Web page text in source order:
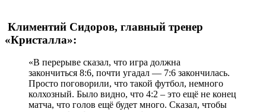
Климентий Сидоров, главный тренер
«Кристалла»:
«В перерыве сказал, что игра должна
закончиться 8:6, почти угадал — 7:6 закончилась.
Просто поговорили, что такой футбол, немного
колхозный. Было видно, что 4:2 – это ещё не конец
матча, что голов ещё будет много. Сказал, чтобы